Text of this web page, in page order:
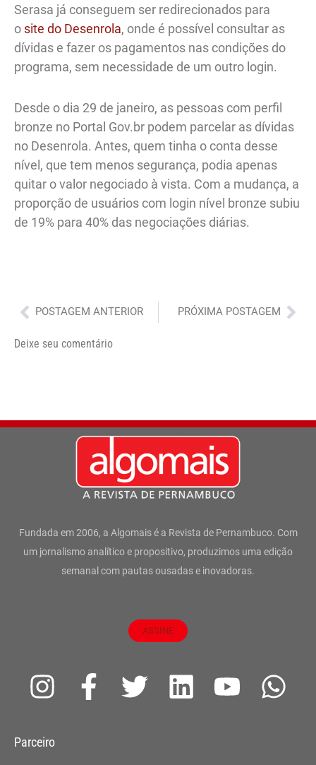
Serasa já conseguem ser redirecionados para
o site do Desenrola, onde é possível consultar as
dívidas e fazer os pagamentos nas condições do
programa, sem necessidade de um outro login.
Desde o dia 29 de janeiro, as pessoas com perfil
bronze no Portal Gov.br podem parcelar as dívidas
no Desenrola. Antes, quem tinha o conta desse
nível, que tem menos segurança, podia apenas
quitar o valor negociado à vista. Com a mudança, a
proporção de usuários com login nível bronze subiu
de 19% para 40% das negociações diárias.
Anterior
POSTAGEM ANTERIOR PRÓXIMA POSTAGEM
Deixe seu comentário
Fundada em 2006, a Algomais é a Revista de Pernambuco. Com
um jornalismo analítico e propositivo, produzimos uma edição
semanal com pautas ousadas e inovadoras.
ASSINE
I
s
F
a
T
L
Y
W
Parceiro